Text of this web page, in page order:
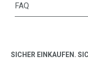
FAQ
SICHER EINKAUFEN.